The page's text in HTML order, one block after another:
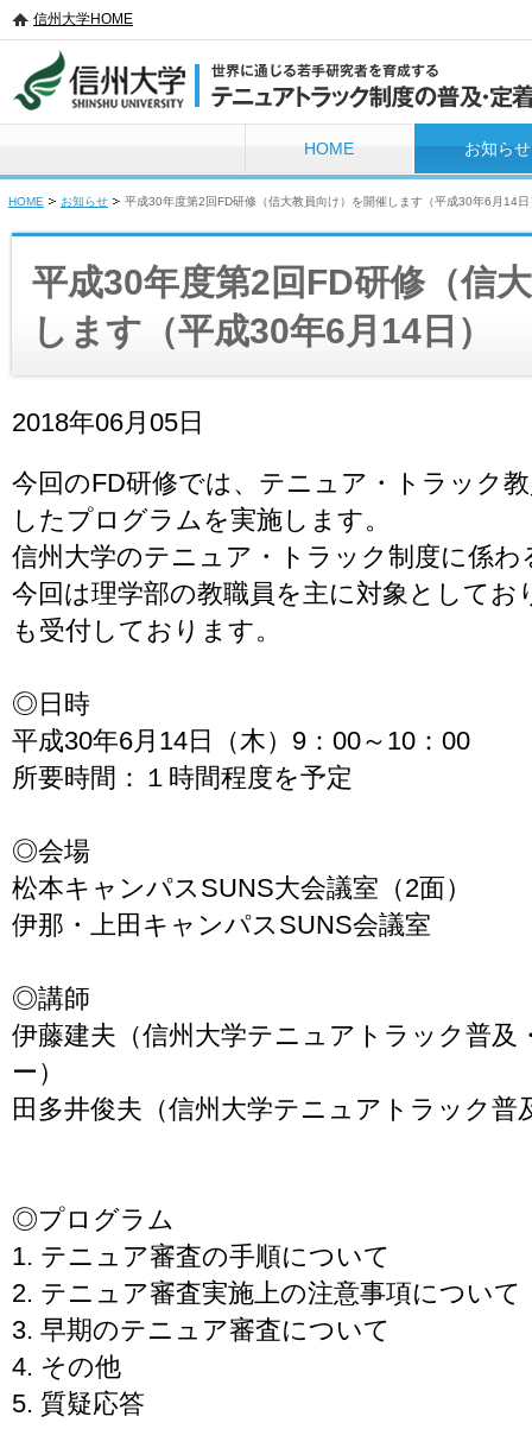
信州大学HOME
信州大学 世界に通じる若手研究者を育成する テニュアトラック制度の普及・定
HOME お知らせ
HOME お知らせ 平成30年度第2回FD研修（信大教員向け）を開催します（平成30年6月14日
平成30年度第2回FD研修（信
します（平成30年6月14日）
2018年06月05日
今回のFD研修では、テニュア・トラック
したプログラムを実施します。
信州大学のテニュア・トラック制度に係わ
今回は理学部の教職員を主に対象として
も受付しております。
◎日時
平成30年6月14日（木）9：00～10：00
所要時間：１時間程度を予定
◎会場
松本キャンパスSUNS大会議室（2面）
伊那・上田キャンパスSUNS会議室
◎講師
伊藤建夫（信州大学テニュアトラック普及
ー）
田多井俊夫（信州大学テニュアトラック普
◎プログラム
1. テニュア審査の手順について
2. テニュア審査実施上の注意事項について
3. 早期のテニュア審査について
4. その他
5. 質疑応答